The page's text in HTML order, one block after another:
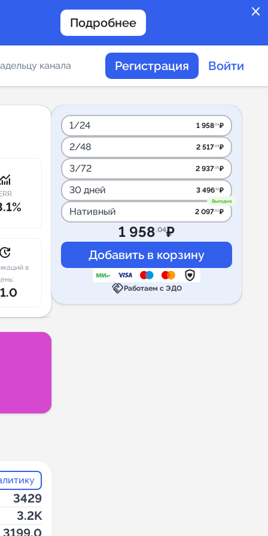
close
Подробнее
каналов в
канала Регистрация Войти
в
3429
3.2K
3199.0
1/24 1 958.04₽
2/48 2 517.48₽
3/72 2 937.06₽
30 дней 3 496.50₽
Выгодно
Нативный 2 097.90₽
1 958.04₽
handshakeРаботаем с ЭДО